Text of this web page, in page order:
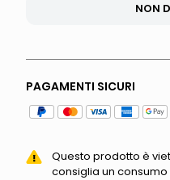
NON
PAGAMENTI SICURI
Questo prodotto è
consiglia un